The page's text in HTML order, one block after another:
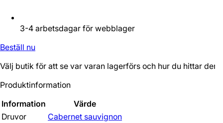
3-4 arbetsdagar för webblager
Beställ nu
Välj butik för att se var varan lagerförs och hur du hittar den.
Produktinformation
Information
Värde
Druvor
Cabernet sauvignon